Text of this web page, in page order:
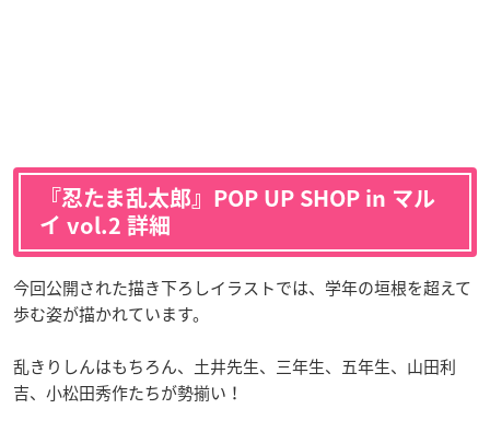
『忍たま乱太郎』POP UP SHOP in マル
イ vol.2 詳細
今回公開された描き下ろしイラストでは、学年の垣根を超えて
歩む姿が描かれています。
乱きりしんはもちろん、土井先生、三年生、五年生、山田利
吉、小松田秀作たちが勢揃い！